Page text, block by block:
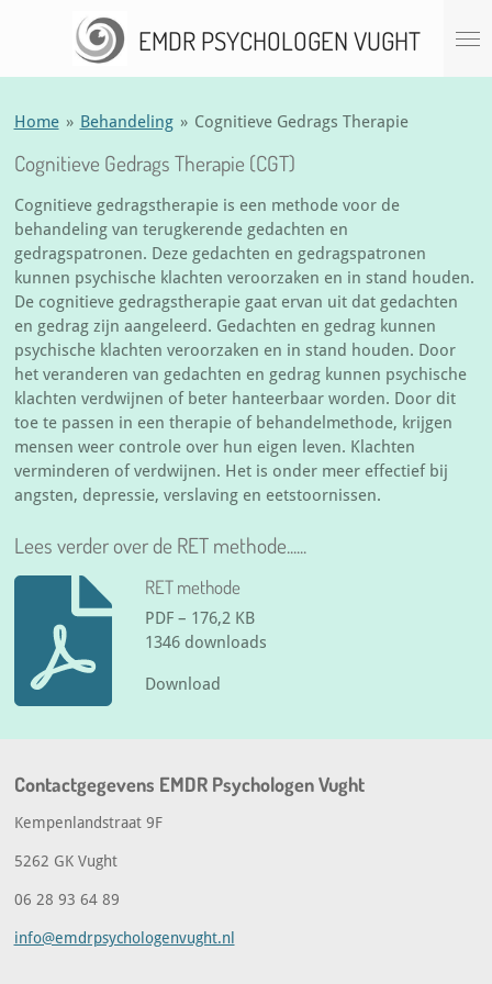
hoofdinhoud
EMDR PSYCHOLOGEN VUGHT
Home » Behandeling » Cognitieve Gedrags Therapie
Cognitieve Gedrags Therapie (CGT)
Cognitieve gedragstherapie is een methode voor de
behandeling van terugkerende gedachten en
gedragspatronen. Deze gedachten en gedragspatronen
kunnen psychische klachten veroorzaken en in stand houden.
De cognitieve gedragstherapie gaat ervan uit dat gedachten
en gedrag zijn aangeleerd. Gedachten en gedrag kunnen
psychische klachten veroorzaken en in stand houden. Door
het veranderen van gedachten en gedrag kunnen psychische
klachten verdwijnen of beter hanteerbaar worden. Door dit
toe te passen in een therapie of behandelmethode, krijgen
mensen weer controle over hun eigen leven. Klachten
verminderen of verdwijnen. Het is onder meer effectief bij
angsten, depressie, verslaving en eetstoornissen.
Lees verder over de RET methode......
RET methode
PDF – 176,2 KB
1346 downloads
Download
Contactgegevens EMDR Psychologen Vught
Kempenlandstraat 9F
5262 GK Vught
06 28 93 64 89
info@emdrpsychologenvught.nl